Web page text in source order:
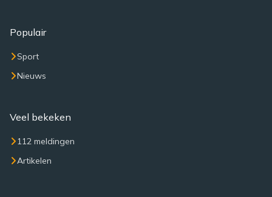
Populair
Sport
Nieuws
Veel bekeken
112 meldingen
Artikelen